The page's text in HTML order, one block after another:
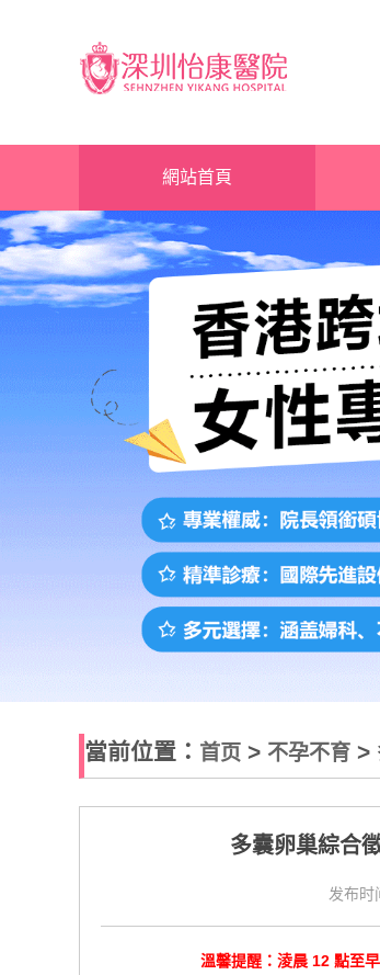
網站首頁
當前位置： 首页 > 不孕不育 >
多囊卵巢綜合
发布
溫馨提醒：淩晨 12 點至